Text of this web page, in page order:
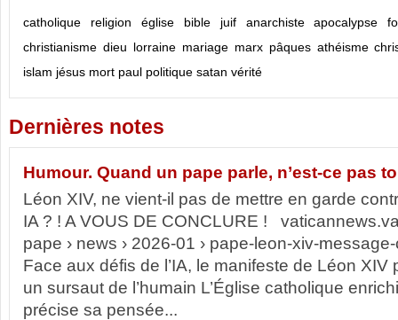
catholique religion église bible juif anarchiste apocalypse
christianisme dieu lorraine mariage marx pâques athéisme
islam jésus mort paul politique satan vérité
Dernières notes
Humour. Quand un pape parle, n’est-ce pas
Léon XIV, ne vient-il pas de mettre en garde
IA ? ! A VOUS DE CONCLURE !
pape › news › 2026-01 › pape-leon-xiv-
Face aux défis de l’IA, le manifeste de Léon XIV
un sursaut de l’humain L’Église catholique
précise sa pensée...